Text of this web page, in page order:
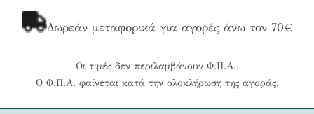
Δωρεάν μεταφορικά για αγορές άνω τον 70€
Οι τιμές δεν περιλαμβάνουν Φ.Π.Α..
Ο Φ.Π.Α. φαίνεται κατά την ολοκλήρωση της αγοράς.